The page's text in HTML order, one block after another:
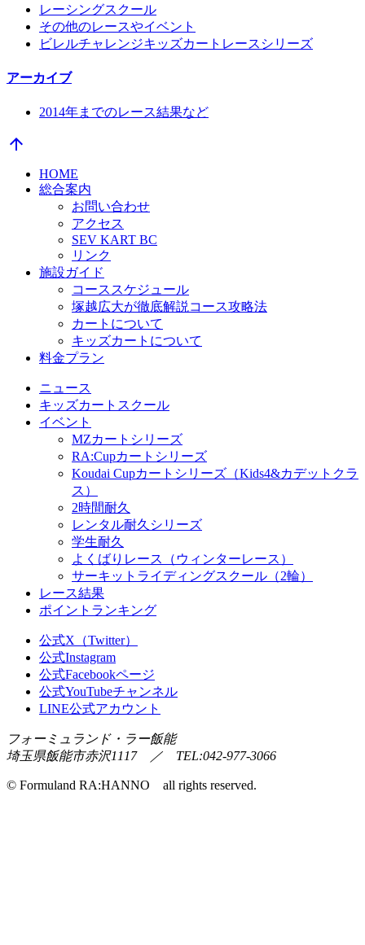
レーシングスクール
その他のレースやイベント
ビレルチャレンジキッズカートレースシリーズ
アーカイブ
2014年までのレース結果など
arrow_upward
HOME
総合案内
お問い合わせ
アクセス
SEV KART BC
リンク
施設ガイド
コーススケジュール
塚越広大が徹底解説コース攻略法
カートについて
キッズカートについて
料金プラン
ニュース
キッズカートスクール
イベント
MZカートシリーズ
RA:Cupカートシリーズ
Koudai Cupカートシリーズ（Kids4&カデットクラ
ス）
2時間耐久
レンタル耐久シリーズ
学生耐久
よくばりレース（ウィンターレース）
サーキットライディングスクール（2輪）
レース結果
ポイントランキング
公式X（Twitter）
公式Instagram
公式Facebookページ
公式YouTubeチャンネル
LINE公式アカウント
フォーミュランド・ラー飯能
埼玉県飯能市赤沢1117 ／ TEL:042-977-3066
© Formuland RA:HANNO all rights reserved.